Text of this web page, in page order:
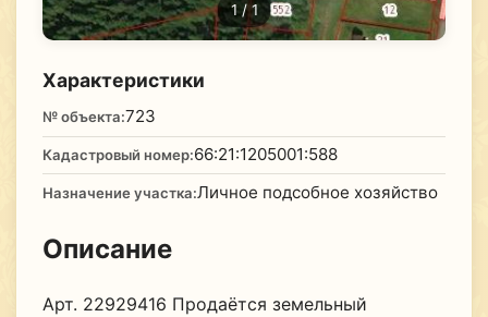
1/ 1
Характеристики
№ объекта:723
Кадастровый номер:66:21:1205001:588
Назначение участка:Личное подсобное хозяйство
Описание
Арт. 22929416 Продаётся земельный